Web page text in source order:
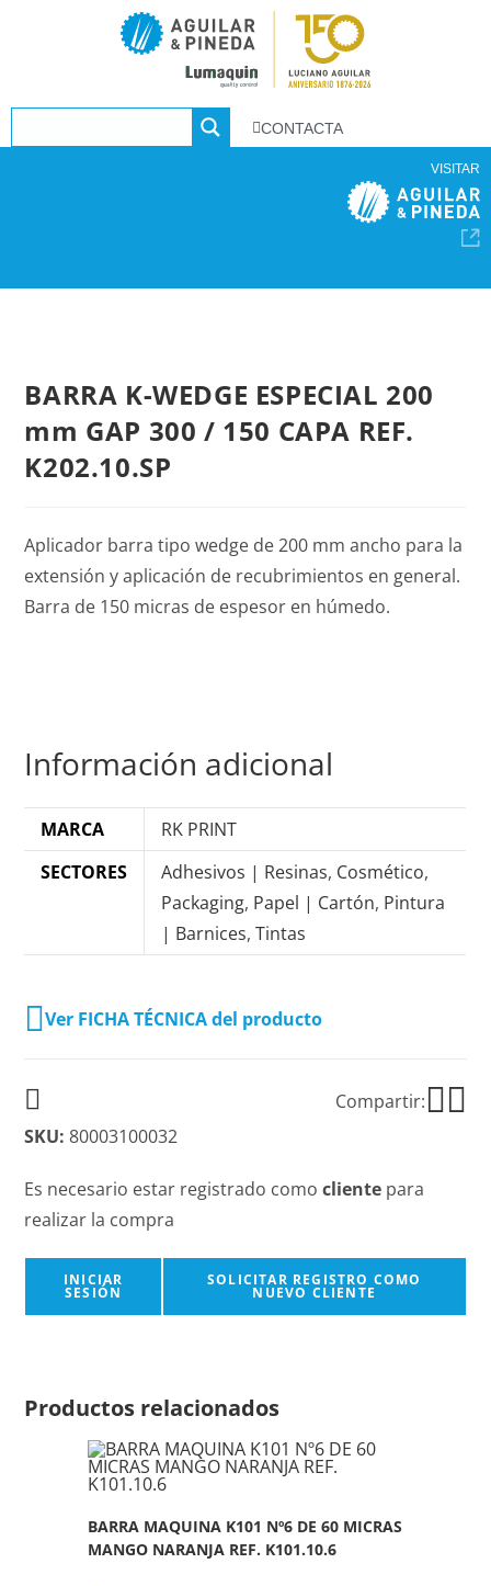
CONTACTA
VISITAR
BARRA K-WEDGE ESPECIAL 200
mm GAP 300 / 150 CAPA REF.
K202.10.SP
Aplicador barra tipo wedge de 200 mm ancho para la
extensión y aplicación de recubrimientos en general.
Barra de 150 micras de espesor en húmedo.
Información adicional
MARCA
RK PRINT
SECTORES
Adhesivos | Resinas, Cosmético,
Packaging, Papel | Cartón, Pintura
| Barnices,Tintas
Ver FICHA TÉCNICA del producto
Compartir:
SKU: 80003100032
Es necesario estar registrado comocliente para
realizar la compra
INICIAR
SESIÓN
SOLICITAR REGISTRO COMO
NUEVO CLIENTE
Productos relacionados
BARRA MAQUINA K101 Nº6 DE 60 MICRAS
MANGO NARANJA REF. K101.10.6